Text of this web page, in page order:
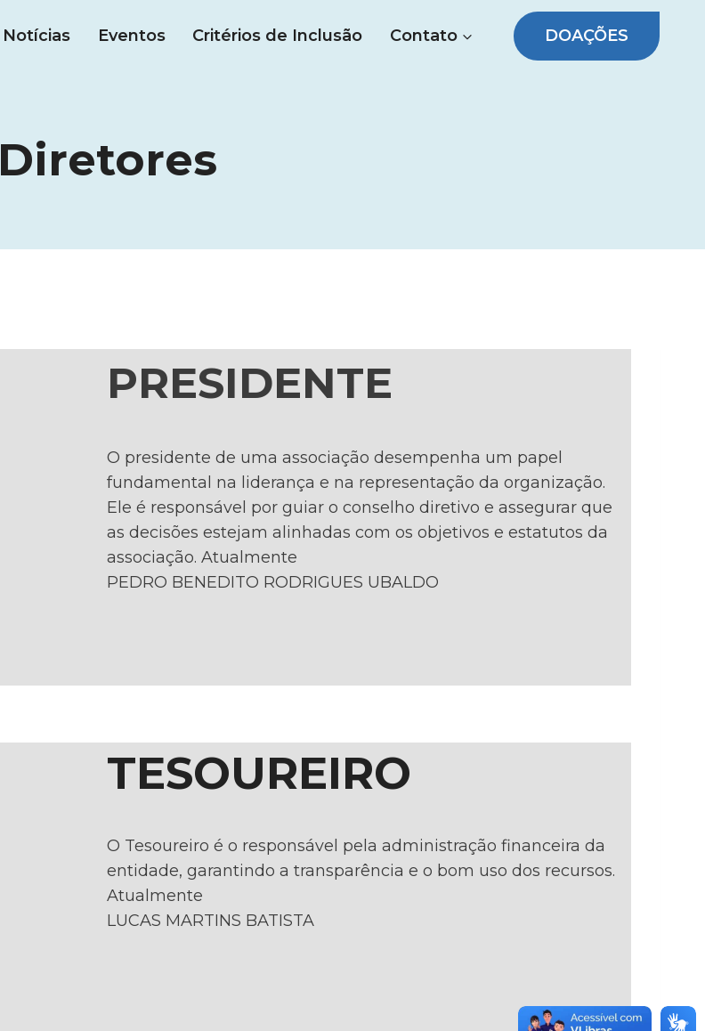
Notícias Eventos Critérios de Inclusão Contato DOAÇÕES
Diretores
PRESIDENTE
O presidente de uma associação desempenha um papel
fundamental na liderança e na representação da organização.
Ele é responsável por guiar o conselho diretivo e assegurar que
as decisões estejam alinhadas com os objetivos e estatutos da
associação. Atualmente
PEDRO BENEDITO RODRIGUES UBALDO
TESOUREIRO
O Tesoureiro é o responsável pela administração financeira da
entidade, garantindo a transparência e o bom uso dos recursos.
Atualmente
LUCAS MARTINS BATISTA